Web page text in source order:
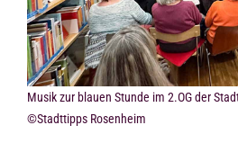
Musik zur blauen Stunde im 2.OG der
©Stadttipps Rosenheim